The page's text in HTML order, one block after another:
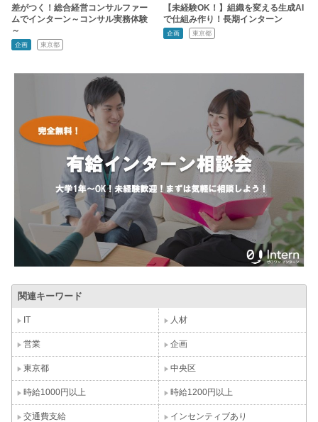
差がつく！総合経営コンサルファー
ムでインターン～コンサル実務体験
～
企画 東京都
【未経験OK！】組織を変える生成AI
で仕組み作り！長期インターン
企画 東京都
関連キーワード
IT 人材
営業 企画
東京都 中央区
時給1000円以上 時給1200円以上
交通費支給 インセンティブあり